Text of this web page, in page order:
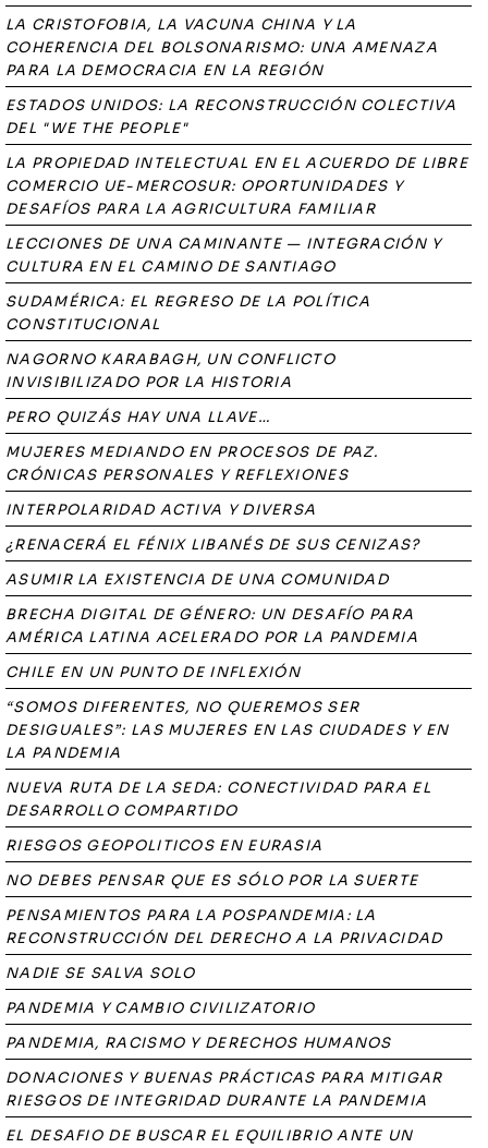
LA CRISTOFOBIA, LA VACUNA CHINA Y LA
COHERENCIA DEL BOLSONARISMO: UNA AMENAZA
PARA LA DEMOCRACIA EN LA REGIÓN
ESTADOS UNIDOS: LA RECONSTRUCCIÓN COLECTIVA
DEL "WE THE PEOPLE"
LA PROPIEDAD INTELECTUAL EN EL ACUERDO DE LIBRE
COMERCIO UE-MERCOSUR: OPORTUNIDADES Y
DESAFÍOS PARA LA AGRICULTURA FAMILIAR
LECCIONES DE UNA CAMINANTE — INTEGRACIÓN Y
CULTURA EN EL CAMINO DE SANTIAGO
SUDAMÉRICA: EL REGRESO DE LA POLÍTICA
CONSTITUCIONAL
NAGORNO KARABAGH, UN CONFLICTO
INVISIBILIZADO POR LA HISTORIA
PERO QUIZÁS HAY UNA LLAVE…
MUJERES MEDIANDO EN PROCESOS DE PAZ.
CRÓNICAS PERSONALES Y REFLEXIONES
INTERPOLARIDAD ACTIVA Y DIVERSA
¿RENACERÁ EL FÉNIX LIBANÉS DE SUS CENIZAS?
ASUMIR LA EXISTENCIA DE UNA COMUNIDAD
BRECHA DIGITAL DE GÉNERO: UN DESAFÍO PARA
AMÉRICA LATINA ACELERADO POR LA PANDEMIA
CHILE EN UN PUNTO DE INFLEXIÓN
“SOMOS DIFERENTES, NO QUEREMOS SER
DESIGUALES”: LAS MUJERES EN LAS CIUDADES Y EN
LA PANDEMIA
NUEVA RUTA DE LA SEDA: CONECTIVIDAD PARA EL
DESARROLLO COMPARTIDO
RIESGOS GEOPOLITICOS EN EURASIA
NO DEBES PENSAR QUE ES SÓLO POR LA SUERTE
PENSAMIENTOS PARA LA POSPANDEMIA: LA
RECONSTRUCCIÓN DEL DERECHO A LA PRIVACIDAD
NADIE SE SALVA SOLO
PANDEMIA Y CAMBIO CIVILIZATORIO
PANDEMIA, RACISMO Y DERECHOS HUMANOS
DONACIONES Y BUENAS PRÁCTICAS PARA MITIGAR
RIESGOS DE INTEGRIDAD DURANTE LA PANDEMIA
EL DESAFIO DE BUSCAR EL EQUILIBRIO ANTE UN